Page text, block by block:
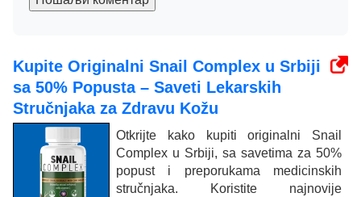
Kupite Originalni Snail Complex u Srbiji
sa 50% Popusta – Saveti Lekarskih
Stručnjaka za Zdravu Kožu
Otkrijte kako kupiti originalni Snail
Complex u Srbiji, sa savetima za 50%
popust i preporukama medicinskih
stručnjaka. Koristite najnovije